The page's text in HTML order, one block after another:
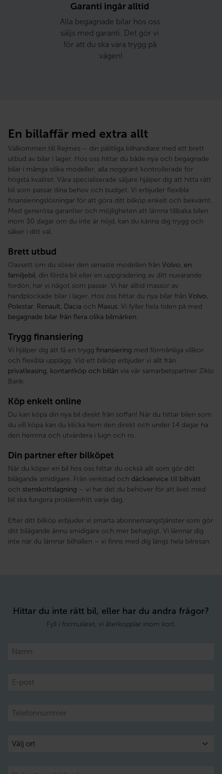
Garanti ingår alltid
Alla begagnade bilar hos oss
säljs med garanti. Det gör vi
för att du ska vara trygg på
vägen!
En billaffär med extra allt
Välkommen till Rejmes – din pålitliga bilhandlare med ett brett
utbud av bilar i lager. Hos oss hittar du både nya och begagnade
bilar i många olika modeller, alla noggrant kontrollerade för
högsta kvalitet. Våra specialiserade säljare hjälper dig att hitta rätt
bil som passar dina behov och budget. Vi erbjuder flexibla
finansieringslösningar för att göra ditt bilköp enkelt och bekvämt.
Med generösa garantier och möjligheten att lämna tillbaka bilen
inom 30 dagar om du inte är nöjd, kan du känna dig trygg och
säker i ditt val.
Brett utbud
Oavsett om du söker den senaste modellen från Volvo, en
familjebil, din första bil eller en uppgradering av ditt nuvarande
fordon, har vi något som passar. Vi har alltid massor av
handplockade bilar i lager. Hos oss hittar du nya bilar från Volvo,
Polestar, Renault, Dacia och Maxus. Vi fyller hela tiden på med
begagnade bilar från flera olika bilmärken.
Trygg finansiering
Vi hjälper dig att få en trygg finansiering med förmånliga villkor
och flexibla upplägg. Vid ett bilköp erbjuder vi allt från
privatleasing, kontantköp och billån via vår samarbetspartner Ziklo
Bank.
Köp enkelt online
Du kan köpa din nya bil direkt från soffan! När du hittar bilen som
du vill köpa kan du klicka hem den direkt och under 14 dagar ha
den hemma och utvärdera i lugn och ro.
Din partner efter bilköpet
När du köper en bil hos oss hittar du också allt som gör ditt
bilägande smidigare. Från verkstad och däckservice till biltvätt
och stenskottslagning – vi har det du behöver för att livet med
bil ska fungera problemfritt varje dag.
Efter ditt bilköp erbjuder vi smarta abonnemangstjänster som gör
ditt bilägande ännu smidigare och mer behagligt. Vi lämnar dig
inte när du lämnar bilhallen – vi finns med dig längs hela bilresan.
Hittar du inte rätt bil, eller har du andra frågor?
Fyll i formuläret, vi återkopplar inom kort.
Namn
E-
post
Telefon
Välj
ort